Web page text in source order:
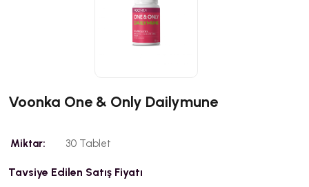
Voonka One & Only Dailymune
Miktar: 30 Tablet
Tavsiye Edilen Satış Fiyatı